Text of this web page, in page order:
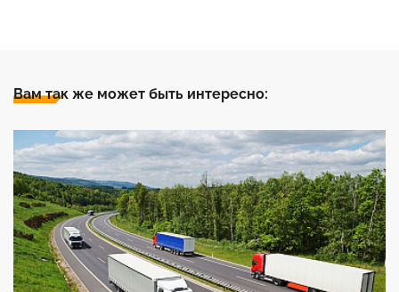
Вам так же может быть интересно: